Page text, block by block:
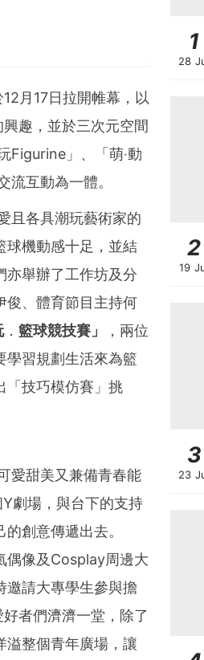
professionals le
commercial news di
end-to-end solu
Combining the worl
network with
powers the stor
East, Africa and
月17日拉開帷幕，以
趣，並於三次元空間
Figurine」、「萌‧動
流互動為一體。
且各具潮玩藝術家的
球機動感十足，並結
亦舉辦了工作坊及分
俊、體育節目主持何
． 籃球競技賽」
，兩位
學習規劃生活來為籃
「技巧模仿賽」挑
愛甜美又兼備青春能
劇場，與台下的支持
創意傳遞出去。
偶像及Cosplay周邊大
邀請大專學生參與擔
者們濟濟一堂，除了
溢整個青年廣場，讓
1
28
2
19
3
23